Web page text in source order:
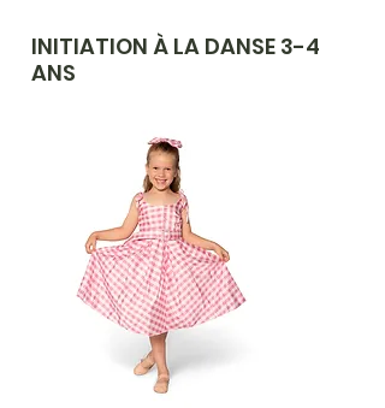
INITIATION À LA DANSE 3-4
ANS